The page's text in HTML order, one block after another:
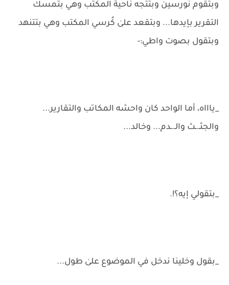
وبتقوم نورسين وبتتجه ناحية المكتب وهي بتمسك
التقرير بإيدها... وبتقعد علىٰ كُرسي المكتب وهي بتتنهد
وبتقول بصوت واطي:-
_ياااه، أما الواحد كان واحشه المكاتب والتقارير...
والجثـ.ـث والـ.ـدم... وخالد...
_بتقولي إيه؟!.
_بقول وخلينا ندخل في الموضوع علىٰ طول...